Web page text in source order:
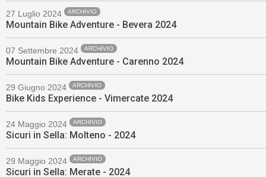
27 Luglio 2024 ARCHIVIO
Mountain Bike Adventure - Bevera 2024
07 Settembre 2024 ARCHIVIO
Mountain Bike Adventure - Carenno 2024
29 Giugno 2024 ARCHIVIO
Bike Kids Experience - Vimercate 2024
24 Maggio 2024 ARCHIVIO
Sicuri in Sella: Molteno - 2024
29 Maggio 2024 ARCHIVIO
Sicuri in Sella: Merate - 2024